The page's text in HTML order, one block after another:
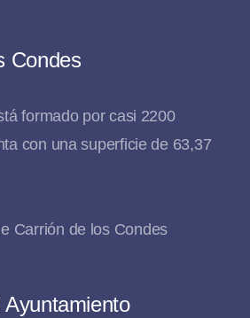
Condes
formado por casi 2200
con una superficie de 63,37